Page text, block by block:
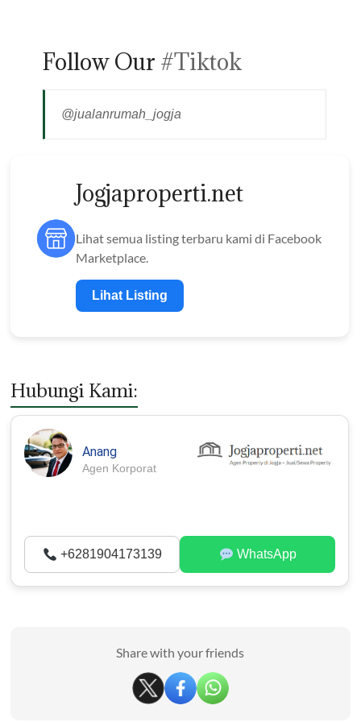
Follow Our #Tiktok
@jualanrumah_jogja
Jogjaproperti.net
Lihat semua listing terbaru kami di Facebook
Marketplace.
Lihat Listing
Hubungi Kami:
Anang
Agen Korporat
+6281904173139 WhatsApp
Share with your friends